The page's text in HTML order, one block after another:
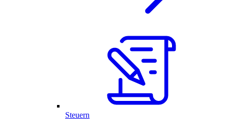
Steuern